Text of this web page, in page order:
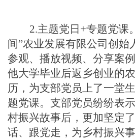
2.主题党 日 +专题党课
间”农业发展有限公司 创始
参观、播放视频、分享案
他大学毕业后返乡创业的
历，为支部党员上了一堂
题党课。支部党员纷纷表
村振兴故事后，更加坚定
话、跟党走，为乡村振兴